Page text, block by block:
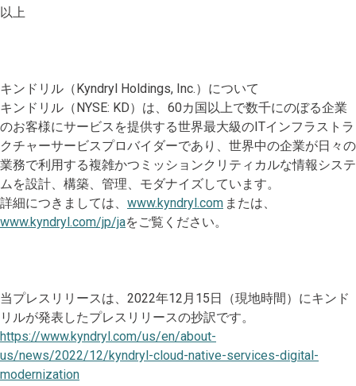
以上
キンドリル（Kyndryl Holdings, Inc.）について
キンドリル（NYSE: KD）は、60カ国以上で数千にのぼる企業
のお客様にサービスを提供する世界最大級のITインフラストラ
クチャーサービスプロバイダーであり、世界中の企業が日々の
業務で利用する複雑かつミッションクリティカルな情報システ
ムを設計、構築、管理、モダナイズしています。
詳細につきましては、 www.kyndryl.com または、
www.kyndryl.com/jp/jaをご覧ください。
当プレスリリースは、2022年12月15日（現地時間）にキンド
リルが発表したプレスリリースの抄訳です。
https://www.kyndryl.com/us/en/about-
us/news/2022/12/kyndryl-cloud-native-services-digital-
modernization